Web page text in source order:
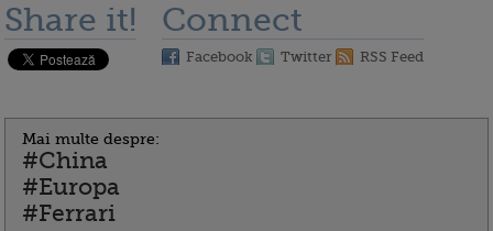
Share it! Connect
Facebook Twitter RSS Feed
Mai multe despre:
#China
#Europa
#Ferrari